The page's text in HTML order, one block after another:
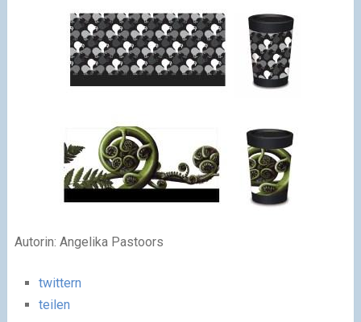
Autorin: Angelika Pastoors
twittern
teilen